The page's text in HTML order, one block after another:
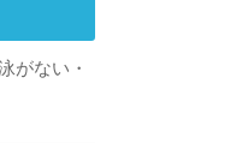
がない・